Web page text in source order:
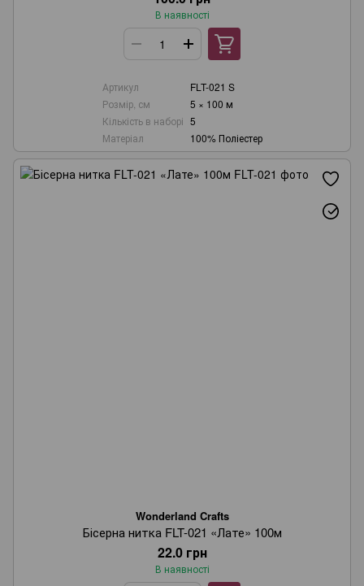
В наявності
Артикул
FLT-021 S
Розмір, см
5 × 100 м
Кількість в наборі 5
Матеріал
100% Поліестер
Wonderland Crafts
Бісерна нитка FLT-021 «Лате» 100м
22.0 грн
В наявності